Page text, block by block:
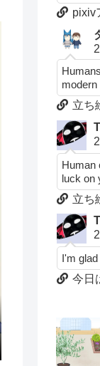
pixiv
立ち
Human
luck on
立ち
I'm
今日